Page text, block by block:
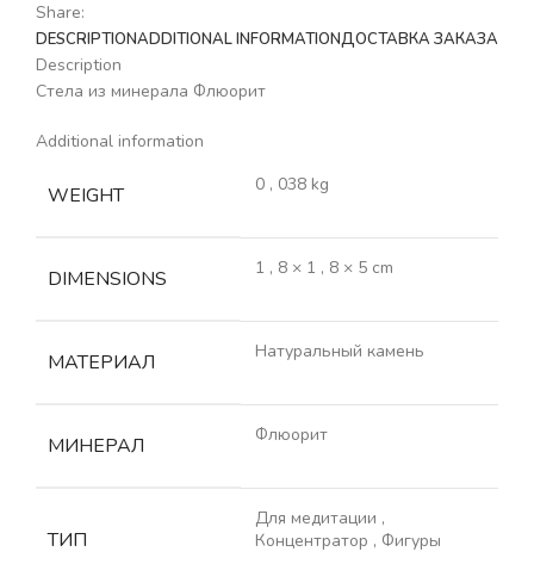
Share:
DESCRIPTIONADDITIONAL INFORMATIONДОСТАВКА ЗАКАЗА
Description
Стела из минерала Флюорит
Additional information
WEIGHT 0 , 038 kg
DIMENSIONS 1 , 8 × 1 , 8 × 5 cm
МАТЕРИАЛ Натуральный камень
МИНЕРАЛ Флюорит
ТИП
Для медитации ,
Концентратор , Фигуры